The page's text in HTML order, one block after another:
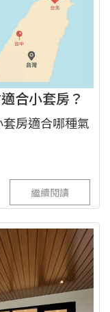
合小套房？
套房適合哪種氣
繼續閱讀